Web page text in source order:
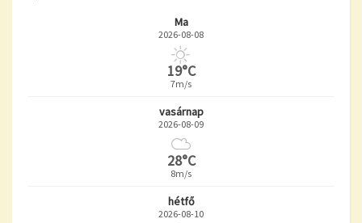
Ma
2026-08-08
19°C
7m/s
vasárnap
2026-08-09
28°C
8m/s
hétfő
2026-08-10